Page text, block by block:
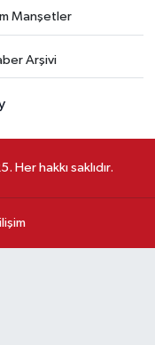
Manşetler
Arşivi
hakkı saklıdır.